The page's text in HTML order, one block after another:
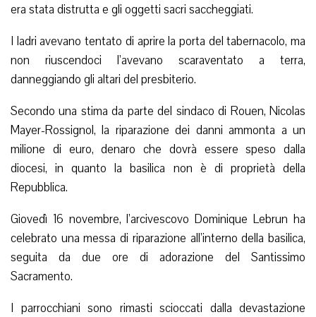
era stata distrutta e gli oggetti sacri saccheggiati.
I ladri avevano tentato di aprire la porta del tabernacolo, ma
non riuscendoci l’avevano scaraventato a terra,
danneggiando gli altari del presbiterio.
Secondo una stima da parte del sindaco di Rouen, Nicolas
Mayer-Rossignol, la riparazione dei danni ammonta a un
milione di euro, denaro che dovrà essere speso dalla
diocesi, in quanto la basilica non è di proprietà della
Repubblica.
Giovedì 16 novembre, l’arcivescovo Dominique Lebrun ha
celebrato una messa di riparazione all’interno della basilica,
seguita da due ore di adorazione del Santissimo
Sacramento.
I parrocchiani sono rimasti scioccati dalla devastazione